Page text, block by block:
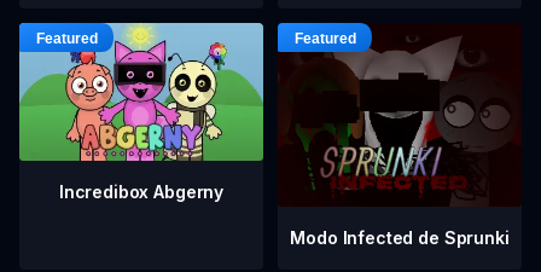
Incredibox Abgerny
Modo Infected de Sprunki